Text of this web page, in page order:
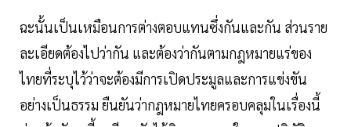
ฉะนั้นเป็นเหมือนการต่างตอบแทนซึ่งกันและกัน ส่วนราย
ละเอียดต้องไปว่ากัน และต้องว่ากันตามกฎหมายแร่ของ
ไทยที่ระบุไว้ว่าจะต้องมีการเปิดประมูลและการแข่งขัน
อย่างเป็นธรรม ยืนยันว่ากฎหมายไทยครอบคลุมในเรื่องนี้